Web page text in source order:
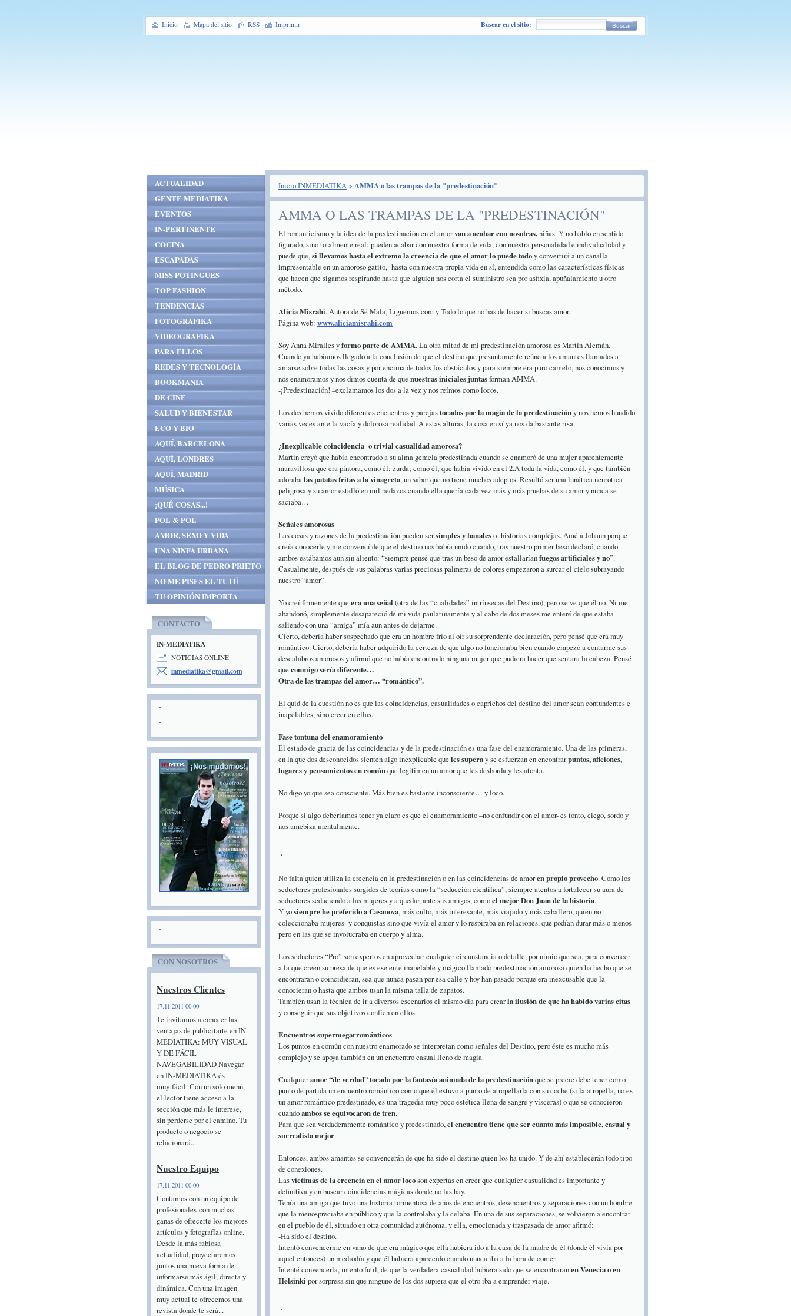
Inicio INMEDIATIKA> AMMA o las trampas de la "predestinación"
AMMA O LAS TRAMPAS DE LA "PREDESTINACIÓN"
El romanticismo y la idea de la predestinación en el amorvan a acabar con nosotras,niñas. Y no hablo en sentido
figurado, sino totalmente real: pueden acabar con nuestra forma de vida, con nuestra personalidad e individualidad y
puede que,si llevamos hasta el extremo la creencia de que el amor lo puede todoy convertirá a un canalla
impresentable en un amoroso gatito, hasta con nuestra propia vida en sí, entendida como las características físicas
que hacen que sigamos respirando hasta que alguien nos corta el suministro sea por asfixia, apuñalamiento u otro
método.
Alicia Misrahi. Autora de Sé Mala, Liguemos.com y Todo lo que no has de hacer si buscas amor.
Página web: www.aliciamisrahi.com
Soy Anna Miralles yformo parte de AMMA. La otra mitad de mi predestinación amorosa es Martín Alemán.
Cuando ya habíamos llegado a la conclusión de que el destino que presuntamente reúne a los amantes llamados a
amarse sobre todas las cosas y por encima de todos los obstáculos y para siempre era puro camelo, nos conocimos y
nos enamoramos y nos dimos cuenta de que nuestras iniciales juntasforman AMMA.
-¡Predestinación! –exclamamos los dos a la vez y nos reímos como locos.
Los dos hemos vivido diferentes encuentros y parejastocados por la magia de la predestinacióny nos hemos hundido
varias veces ante la vacía y dolorosa realidad. A estas alturas, la cosa en sí ya nos da bastante risa.
¿Inexplicable coincidencia o trivial casualidad amorosa?
Martín creyò que había encontrado a su alma gemela predestinada cuando se enamoró de una mujer aparentemente
maravillosa que era pintora, como él; zurda; como él; que había vivido en el 2.A toda la vida, como él, y que también
adorabalas patatas fritas a la vinagreta, un sabor que no tiene muchos adeptos. Resultó ser una lunática neurótica
peligrosa y su amor estalló en mil pedazos cuando ella quería cada vez más y más pruebas de su amor y nunca se
saciaba…
Señales amorosas
Las cosas y razones de la predestinación pueden sersimples y banaleso historias complejas. Amé a Johann porque
creía conocerle y me convencí de que el destino nos había unido cuando, tras nuestro primer beso declaró, cuando
ambos estábamos aun sin aliento: “siempre pensé que tras un beso de amor estallaríanfuegos artificiales y no”.
Casualmente, después de sus palabras varias preciosas palmeras de colores empezaron a surcar el cielo subrayando
nuestro “amor”.
Yo creí firmemente que era una señal (otra de las “cualidades” intrínsecas del Destino), pero se ve que él no. Ni me
abandonó, simplemente desapareció de mi vida paulatinamente y al cabo de dos meses me enteré de que estaba
saliendo con una “amiga” mía aun antes de dejarme.
Cierto, debería haber sospechado que era un hombre frío al oír su sorprendente declaración, pero pensé que era muy
romántico. Cierto, debería haber adquirido la certeza de que algo no funcionaba bien cuando empezó a contarme sus
descalabros amorosos y afirmó que no había encontrado ninguna mujer que pudiera hacer que sentara la cabeza. Pensé
que conmigo sería diferente…
Otra de las trampas del amor… “romántico”.
El quid de la cuestión no es que las coincidencias, casualidades o caprichos del destino del amor sean contundentes e
inapelables, sino creer en ellas.
Fase tontuna del enamoramiento
El estado de gracia de las coincidencias y de la predestinación es una fase del enamoramiento. Una de las primeras,
en la que dos desconocidos sienten algo inexplicable que les superay se esfuerzan en encontrarpuntos, aficiones,
lugares y pensamientos en comúnque legitimen un amor que les desborda y les atonta.
No digo yo que sea consciente. Más bien es bastante inconsciente… y loco.
Porque si algo deberíamos tener ya claro es que el enamoramiento –no confundir con el amor- es tonto, ciego, sordo y
nos amebiza mentalmente.
No falta quien utiliza la creencia en la predestinación o en las coincidencias de amoren propio provecho. Como los
seductores profesionales surgidos de teorías como la “seducción científica”, siempre atentos a fortalecer su aura de
seductores seduciendo a las mujeres y a quedar, ante sus amigos, comoel mejor Don Juan de la historia.
Y yosiempre he preferido a Casanova, más culto, más interesante, más viajado y más caballero, quien no
coleccionaba mujeres y conquistas sino que vivía el amor y lo respiraba en relaciones, que podían durar más o menos
pero en las que se involucraba en cuerpo y alma.
Los seductores “Pro” son expertos en aprovechar cualquier circunstancia o detalle, por nimio que sea, para convencer
a la que creen su presa de que es ese ente inapelable y mágico llamado predestinación amorosa quien ha hecho que se
encontraran o coincidieran, sea que nunca pasan por esa calle y hoy han pasado porque era inexcusable que la
conocieran o hasta que ambos usan la misma talla de zapatos.
También usan la técnica de ir a diversos escenarios el mismo día para crearla ilusión de que ha habido varias citas
y conseguir que sus objetivos confíen en ellos.
Encuentros supermegarrománticos
Los puntos en común con nuestro enamorado se interpretan como señales del Destino, pero éste es mucho más
complejo y se apoya también en un encuentro casual lleno de magia.
Cualquieramor “de verdad” tocado por la fantasía animada de la predestinaciónque se precie debe tener como
punto de partida un encuentro romántico como que él estuvo a punto de atropellarla con su coche (si la atropella, no es
un amor romántico predestinado, es una tragedia muy poco estética llena de sangre y vísceras) o que se conocieron
cuandoambos se equivocaron de tren.
Para que sea verdaderamente romántico y predestinado,el encuentro tiene que ser cuanto más imposible, casual y
surrealista mejor.
Entonces, ambos amantes se convencerán de que ha sido el destino quien los ha unido. Y de ahí establecerán todo tipo
de conexiones.
Lasvíctimas de la creencia en el amor locoson expertas en creer que cualquier casualidad es importante y
definitiva y en buscar coincidencias mágicas donde no las hay.
Tenía una amiga que tuvo una historia tormentosa de años de encuentros, desencuentros y separaciones con un hombre
que la menospreciaba en público y que la controlaba y la celaba. En una de sus separaciones, se volvieron a encontrar
en el pueblo de él, situado en otra comunidad autónoma, y ella, emocionada y traspasada de amor afirmó:
-Ha sido el destino.
Intentó convencerme en vano de que era mágico que ella hubiera ido a la casa de la madre de él (donde él vivía por
aquel entonces) un mediodía y que él hubiera aparecido cuando nunca iba a la hora de comer.
Intenté convencerla, intento futil, de que la verdadera casualidad hubiera sido que se encontraranen Venecia o en
Helsinki por sorpresa sin que ninguno de los dos supiera que el otro iba a emprender viaje.
ACTUALIDAD
GENTE MEDIATIKA
EVENTOS
IN-PERTINENTE
COCINA
ESCAPADAS
MISS POTINGUES
TOP FASHION
TENDENCIAS
FOTOGRAFIKA
VIDEOGRAFIKA
PARA ELLOS
REDES Y TECNOLOGÍA
BOOKMANIA
DE CINE
SALUD Y BIENESTAR
ECO Y BIO
AQUÍ, BARCELONA
AQUÍ, LONDRES
AQUÍ, MADRID
MÚSICA
¡QUÉ COSAS...!
POL & POL
AMOR, SEXO Y VIDA
UNA NINFA URBANA
EL BLOG DE PEDRO PRIETO
NO ME PISES EL TUTÚ
TU OPINIÓN IMPORTA
CONTACTO
IN-MEDIATIKA
NOTICIAS ONLINE
inmediatika@gmail.com
CON NOSOTROS
Nuestros Clientes
17.11.2011 00:00
Te invitamos a conocer las
ventajas de publicitarte en IN-
MEDIATIKA: MUY VISUAL
Y DE FÁCIL
NAVEGABILIDAD Navegar
en IN-MEDIATIKA és
muy fácil. Con un solo menú,
el lector tiene acceso a la
sección que más le interese,
sin perderse por el camino. Tu
producto o negocio se
relacionará...
Nuestro Equipo
17.11.2011 00:00
Contamos con un equipo de
profesionales con muchas
ganas de ofrecerte los mejores
artículos y fotografías online.
Desde la más rabiosa
actualidad, proyectaremos
juntos una nueva forma de
informarse más ágil, directa y
dinámica. Con una imagen
muy actual te ofrecemos una
revista donde te será...
Inicio Mapa del sitio RSS Imprimir Buscar en el sitio: Buscar